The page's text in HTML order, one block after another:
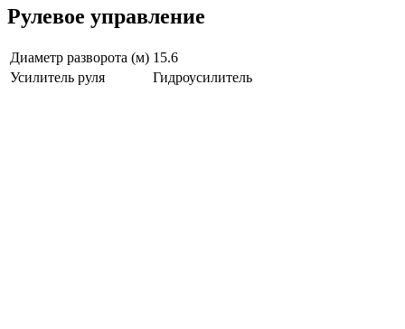
Рулевое управление
Диаметр разворота (м) 15.6
Усилитель руля
Гидроусилитель